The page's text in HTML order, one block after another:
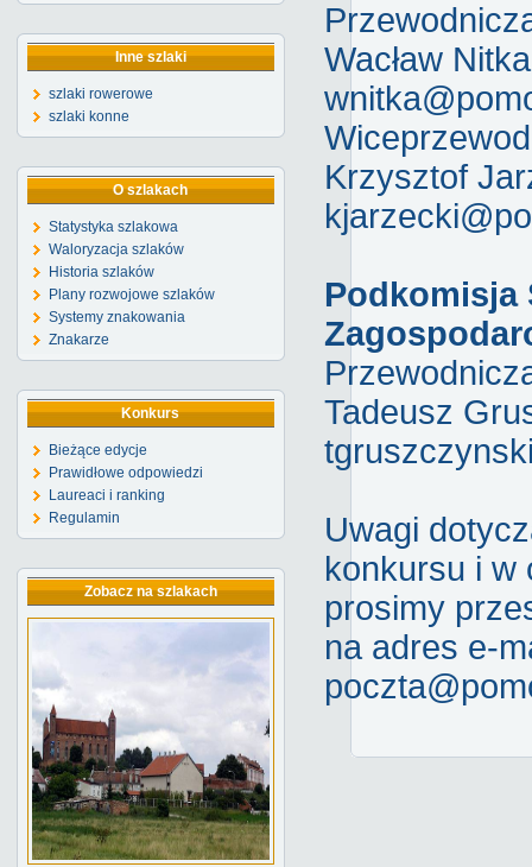
Inne szlaki
szlaki rowerowe
szlaki konne
O szlakach
Statystyka szlakowa
Waloryzacja szlaków
Historia szlaków
Plany rozwojowe szlaków
Systemy znakowania
Znakarze
Konkurs
Bieżące edycje
Prawidłowe odpowiedzi
Laureaci i ranking
Regulamin
Zobacz na szlakach
Wacław
Krzysztof
Podkomisja
Tadeusz
Uwagi
konkursu i w
prosimy
na adres e-